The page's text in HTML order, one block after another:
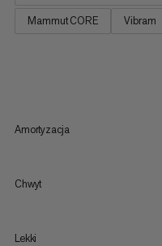
Mammut CORE Vibram
Amortyzacja
Chwyt
Lekki